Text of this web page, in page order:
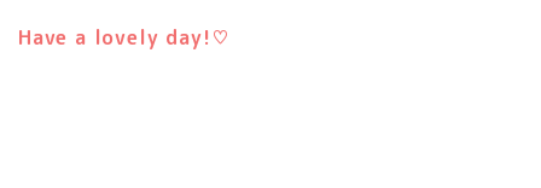
Have a lovely day!♡